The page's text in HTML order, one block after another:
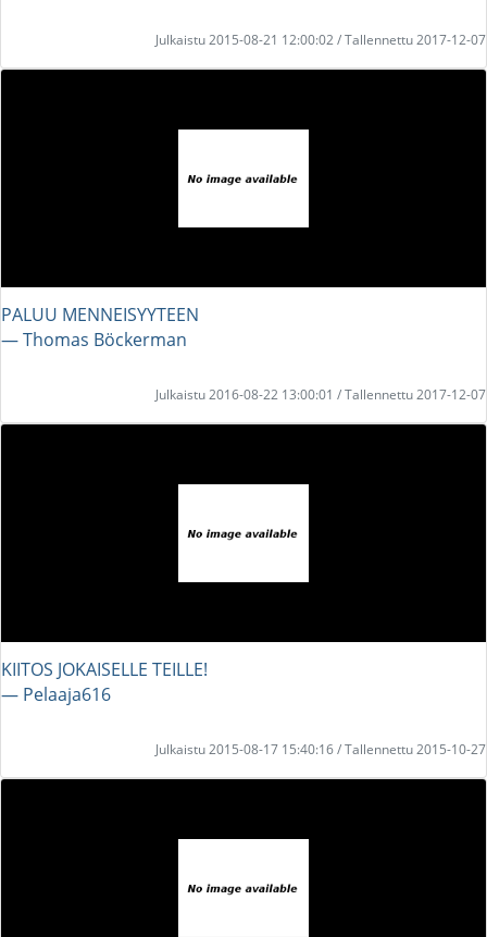
Julkaistu 2015-08-21 12:00:02 / Tallennettu 2017-12-07
PALUU MENNEISYYTEEN
― Thomas Böckerman
Julkaistu 2016-08-22 13:00:01 / Tallennettu 2017-12-07
KIITOS JOKAISELLE TEILLE!
― Pelaaja616
Julkaistu 2015-08-17 15:40:16 / Tallennettu 2015-10-27